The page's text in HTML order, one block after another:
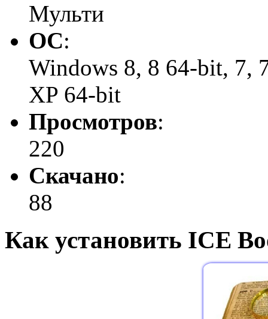
Мульти
ОС:
Windows 8, 8 64-bit, 7,
XP 64-bit
Просмотров:
220
Скачано:
88
Как установить ICE